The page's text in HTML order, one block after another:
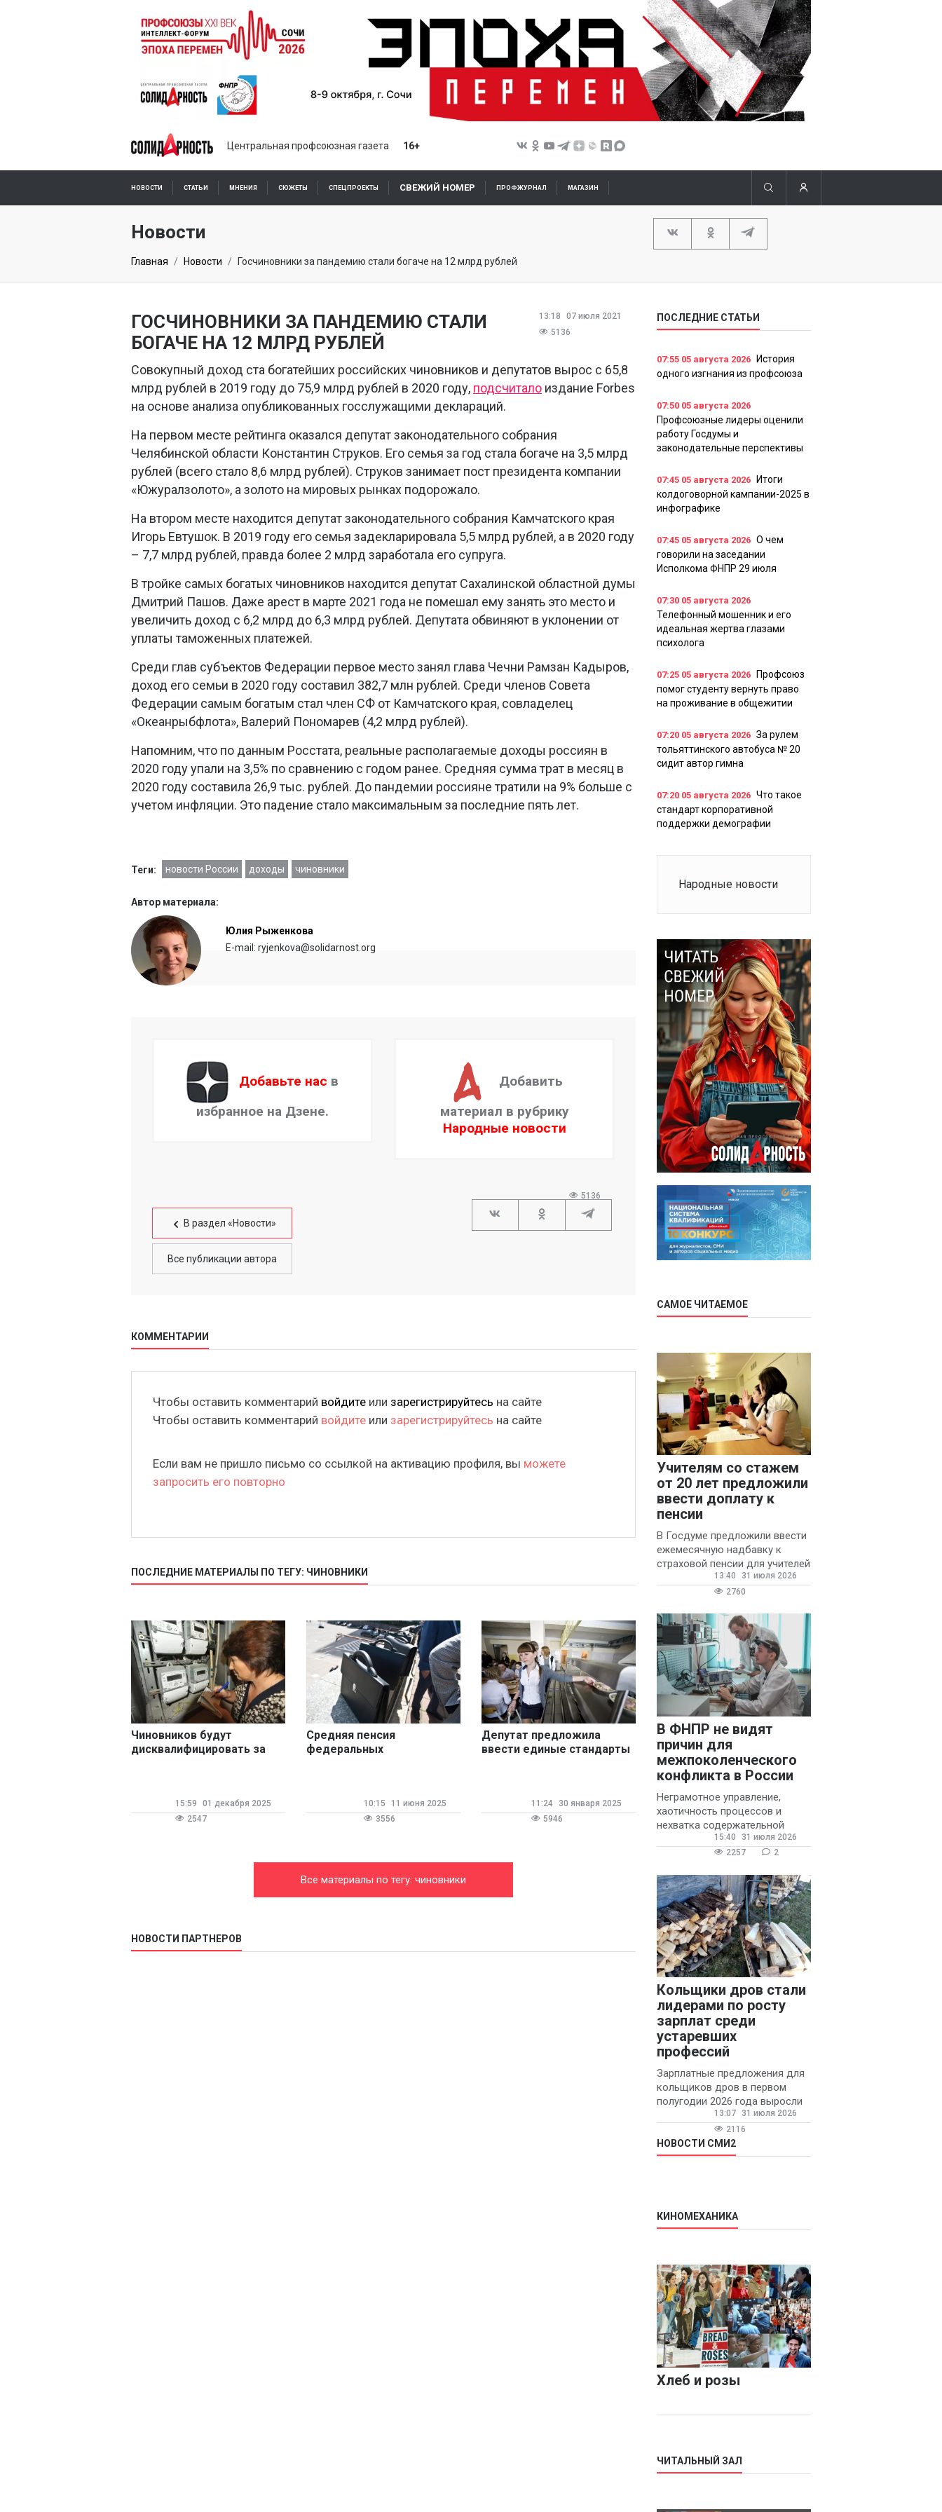
Центральная профсоюзная газета 16+
НОВОСТИ СТАТЬИ МНЕНИЯ СЮЖЕТЫ СПЕЦПРОЕКТЫ СВЕЖИЙ НОМЕР ПРОФЖУРНАЛ МАГАЗИН
ПОДПИСКА ОНЛАЙН
Новости
Главная Новости Госчиновники за пандемию стали богаче на 12 млрд рублей
13:18
07 июля 2021
5136
ГОСЧИНОВНИКИ ЗА ПАНДЕМИЮ СТАЛИ
БОГАЧЕ НА 12 МЛРД РУБЛЕЙ
Совокупный доход ста богатейших российских чиновников и депутатов вырос с 65,8
млрд рублей в 2019 году до 75,9 млрд рублей в 2020 году, подсчитало издание Forbes
на основе анализа опубликованных госслужащими деклараций.
На первом месте рейтинга оказался депутат законодательного собрания
Челябинской области Константин Струков. Его семья за год стала богаче на 3,5 млрд
рублей (всего стало 8,6 млрд рублей). Струков занимает пост президента компании
«Южуралзолото», а золото на мировых рынках подорожало.
На втором месте находится депутат законодательного собрания Камчатского края
Игорь Евтушок. В 2019 году его семья задекларировала 5,5 млрд рублей, а в 2020 году
– 7,7 млрд рублей, правда более 2 млрд заработала его супруга.
В тройке самых богатых чиновников находится депутат Сахалинской областной думы
Дмитрий Пашов. Даже арест в марте 2021 года не помешал ему занять это место и
увеличить доход с 6,2 млрд до 6,3 млрд рублей. Депутата обвиняют в уклонении от
уплаты таможенных платежей.
Среди глав субъектов Федерации первое место занял глава Чечни Рамзан Кадыров,
доход его семьи в 2020 году составил 382,7 млн рублей. Среди членов Совета
Федерации самым богатым стал член СФ от Камчатского края, совладелец
«Океанрыбфлота», Валерий Пономарев (4,2 млрд рублей).
Напомним, что по данным Росстата, реальные располагаемые доходы россиян в
2020 году упали на 3,5% по сравнению с годом ранее. Средняя сумма трат в месяц в
2020 году составила 26,9 тыс. рублей. До пандемии россияне тратили на 9% больше с
учетом инфляции. Это падение стало максимальным за последние пять лет.
Теги: новости России доходы чиновники
Автор материала:
Юлия Рыженкова
E-mail: ryjenkova@solidarnost.org
Добавьте нас в
избранное на Дзене.
Добавить
материал в рубрику
Народные новости
В раздел «Новости»
Все публикации автора
5136
КОММЕНТАРИИ
Чтобы оставить комментарий войдите или зарегистрируйтесь на сайте
Чтобы оставить комментарий войдите или зарегистрируйтесь на сайте
Если вам не пришло письмо со ссылкой на активацию профиля, вы можете
запросить его повторно
ПОСЛЕДНИЕ МАТЕРИАЛЫ ПО ТЕГУ: ЧИНОВНИКИ
Чиновников будут
дисквалифицировать за
15:59
01 декабря 2025
2547
Средняя пенсия
федеральных
10:15
11 июня 2025
3556
Депутат предложила
ввести единые стандарты
11:24
30 января 2025
5946
Все материалы по тегу: чиновники
НОВОСТИ ПАРТНЕРОВ
ПОСЛЕДНИЕ СТАТЬИ
07:55 05 августа 2026
История
одного изгнания из профсоюза
07:50 05 августа 2026
Профсоюзные лидеры оценили
работу Госдумы и
законодательные перспективы
07:45 05 августа 2026
Итоги
колдоговорной кампании-2025 в
инфографике
07:45 05 августа 2026 О чем
говорили на заседании
Исполкома ФНПР 29 июля
07:30 05 августа 2026
Телефонный мошенник и его
идеальная жертва глазами
психолога
07:25 05 августа 2026
Профсоюз
помог студенту вернуть право
на проживание в общежитии
07:20 05 августа 2026 За рулем
тольяттинского автобуса № 20
сидит автор гимна
07:20 05 августа 2026 Что такое
стандарт корпоративной
поддержки демографии
Народные новости
САМОЕ ЧИТАЕМОЕ
Учителям со стажем
от 20 лет предложили
ввести доплату к
пенсии
В Госдуме предложили ввести
ежемесячную надбавку к
страховой пенсии для учителей
государственных и
муниципальных школ со
13:40
31 июля 2026
2760
В ФНПР не видят
причин для
межпоколенческого
конфликта в России
Неграмотное управление,
хаотичность процессов и
нехватка содержательной
обратной связи от
руководителя являются
конфликтов и раздражения в
15:40
31 июля 2026
2257
2
Кольщики дров стали
лидерами по росту
зарплат среди
устаревших
профессий
Зарплатные предложения для
кольщиков дров в первом
полугодии 2026 года выросли
на 58% - 62 тысяч рублей в
месяц, сообщает агентство
«Прайм».
13:07
31 июля 2026
2116
НОВОСТИ СМИ2
КИНОМЕХАНИКА
Хлеб и розы
ЧИТАЛЬНЫЙ ЗАЛ